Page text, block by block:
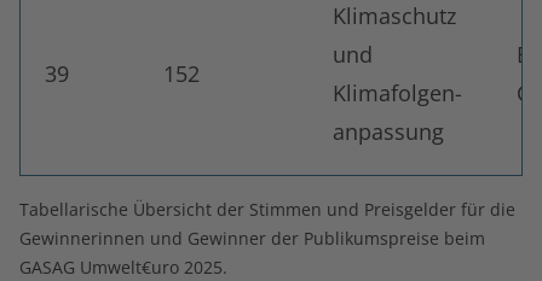
39 152
Klimaschutz
und
Klimafolgen-
anpassung
Tabellarische Übersicht der Stimmen und Preisgelder für die
Gewinnerinnen und Gewinner der Publikumspreise beim
GASAG Umwelt€uro 2025.